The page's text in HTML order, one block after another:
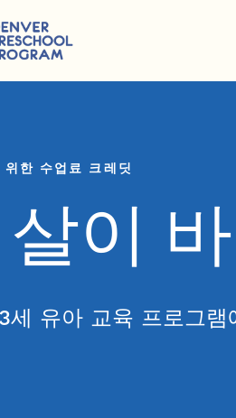
한 수업료 크레딧
이
세 유아 교육 프로그